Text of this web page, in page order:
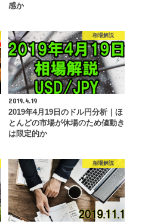
感か
相場解説
2019.4.19
2019年4月19日のドル円分析｜ほ
とんどの市場が休場のため値動き
は限定的か
相場解説